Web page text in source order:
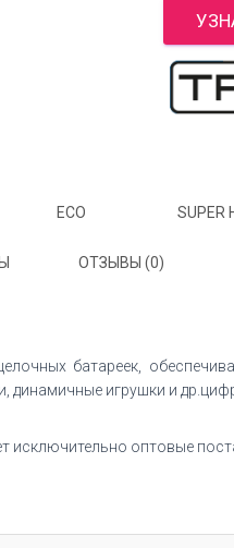
ECO SUPER
ОТЗЫВЫ (0)
батареек,
игрушки и
исключительно оптовые